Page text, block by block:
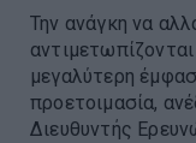
Την ανάγκη να
μεγαλύτερη
προετοιμασία,
Διευθυντής